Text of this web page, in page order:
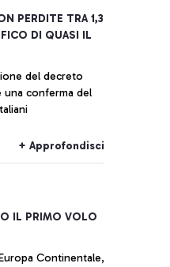
PERDITE TRA 1,3
DI QUASI IL
del decreto
una conferma del
+ Approfondisci
IL PRIMO VOLO
Continentale,